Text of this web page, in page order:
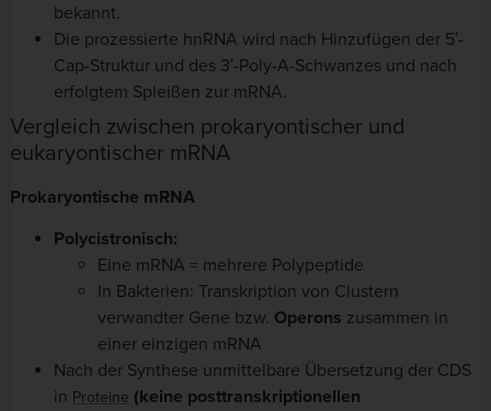
bekannt.
Die prozessierte hnRNA wird nach Hinzufügen der 5′-
Cap-Struktur und des 3′-Poly-A-Schwanzes und nach
erfolgtem Spleißen zur mRNA.
Vergleich zwischen prokaryontischer und
eukaryontischer mRNA
Prokaryontische mRNA
Polycistronisch:
Eine mRNA = mehrere Polypeptide
In Bakterien: Transkription von Clustern
verwandter Gene bzw. Operons zusammen in
einer einzigen mRNA
Nach der Synthese unmittelbare Übersetzung der CDS
in Proteine (keine posttranskriptionellen